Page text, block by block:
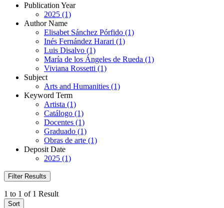
Publication Year
2025 (1)
Author Name
Elisabet Sánchez Pórfido (1)
Inés Fernández Harari (1)
Luis Disalvo (1)
María de los Ángeles de Rueda (1)
Viviana Rossetti (1)
Subject
Arts and Humanities (1)
Keyword Term
Artista (1)
Catálogo (1)
Docentes (1)
Graduado (1)
Obras de arte (1)
Deposit Date
2025 (1)
Filter Results
1 to 1 of 1 Result
Sort